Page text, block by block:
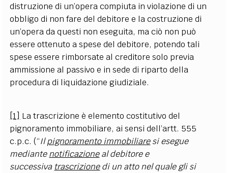
distruzione di un’opera compiuta in violazione di un
obbligo di non fare del debitore e la costruzione di
un’opera da questi non eseguita, ma ciò non può
essere ottenuto a spese del debitore, potendo tali
spese essere rimborsate al creditore solo previa
ammissione al passivo e in sede di riparto della
procedura di liquidazione giudiziale.
[1] La trascrizione è elemento costitutivo del
pignoramento immobiliare, ai sensi dell’artt. 555
c.p.c. (“Ilpignoramento immobiliaresi esegue
mediantenotificazioneal debitore e
successiva trascrizionedi un atto nel quale gli si